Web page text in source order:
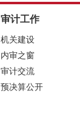
审计工作
机关建设
内审之窗
审计交流
预决算公开